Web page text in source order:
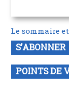
Le sommaire
S'ABONNER
POINTS DE